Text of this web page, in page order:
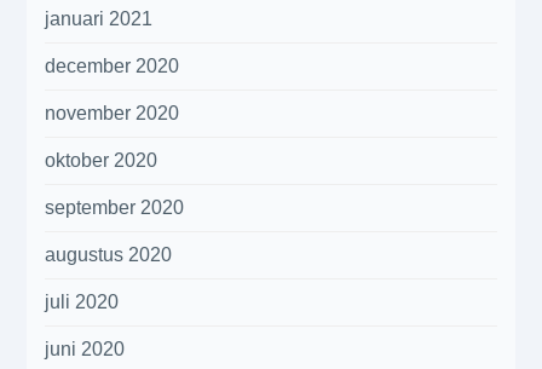
januari 2021
december 2020
november 2020
oktober 2020
september 2020
augustus 2020
juli 2020
juni 2020